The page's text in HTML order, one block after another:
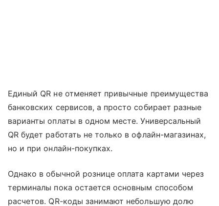
Единый QR не отменяет привычные преимущества
банковских сервисов, а просто собирает разные
варианты оплаты в одном месте. Универсальный
QR будет работать не только в офлайн-магазинах,
но и при онлайн-покупках.
Однако в обычной рознице оплата картами через
терминалы пока остается основным способом
расчетов. QR-коды занимают небольшую долю